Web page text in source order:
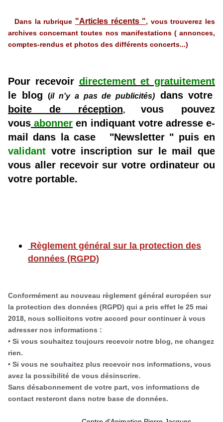
Dans la rubrique "Articles récents ", vous trouverez les
archives concernant toutes nos manifestations ( annonces,
comptes-rendus et photos des différents concerts...)
Pour recevoir directement et gratuitement
le blog(il n'y a pas de publicités)dans votre
boite de réception,vous pouvez
vous abonner en indiquant votre adresse e-
mail dans la case "Newsletter " puis en
validant votre inscription sur le mail que
vous aller recevoir sur votre ordinateur ou
votre portable.
Règlement général sur la protection des
données (RGPD)
Conformément au nouveau règlement général européen sur
la protection des données (RGPD) qui a pris effet le 25 mai
2018, nous sollicitons votre accord pour continuer à vous
adresser nos informations :
• Si vous souhaitez toujours recevoir notre blog, ne changez
rien.
• Si vous ne souhaitez plus recevoir nos informations, vous
avez la possibilité de vous désinscrire.
Sans désabonnement de votre part, vos informations de
contact resteront dans notre base de données.